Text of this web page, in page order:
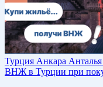
Турция Анкара Анталья
ВНЖ в Турции при